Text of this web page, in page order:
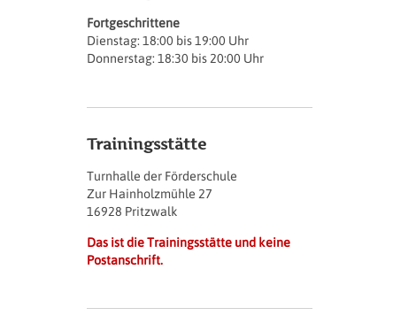
Fortgeschrittene
Dienstag: 18:00 bis 19:00 Uhr
Donnerstag: 18:30 bis 20:00 Uhr
Trainingsstätte
Turnhalle der Förderschule
Zur Hainholzmühle 27
16928 Pritzwalk
Das ist die Trainingsstätte und keine
Postanschrift.